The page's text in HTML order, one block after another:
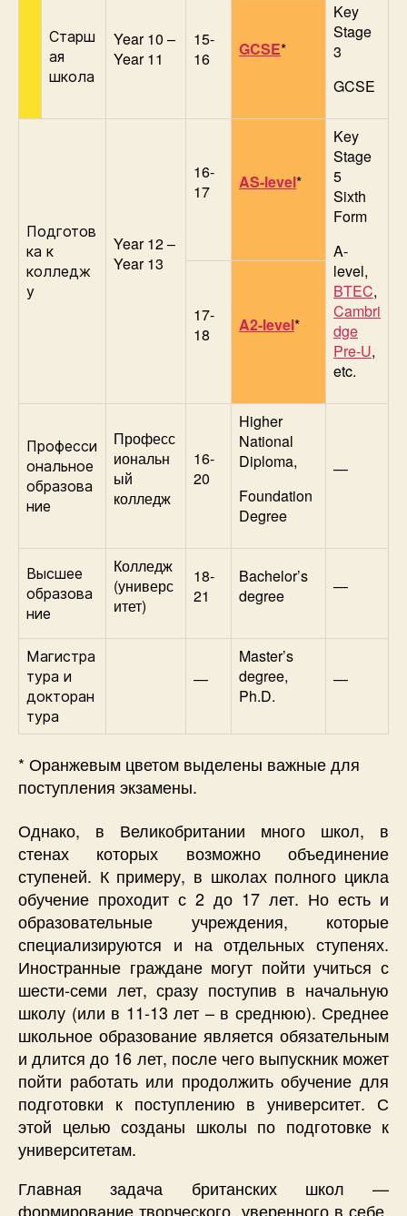
Старш
ая
школа
Year 10 –
Year 11
15-
16
GCSE*
Key
Stage
3
GCSE
Подготов
ка к
колледж
у
Year 12 –
Year 13
16-
17
AS-level*
Key
Stage
5
Sixth
Form
A-
level,
BTEC,
Cambri
dge
Pre-U,
etc.
17-
18
A2-level*
Професси
ональное
образова
ние
Професс
иональн
ый
колледж
16-
20
Higher
National
Diploma,
Foundation
Degree
—
Высшее
образова
ние
Колледж
(универс
итет)
18-
21
Bachelor’s
degree
—
Магистра
тура и
докторан
тура
—
Master’s
degree,
Ph.D.
—
* Оранжевым цветом выделены важные для
поступления экзамены.
Однако, в Великобритании много школ, в
стенах которых возможно объединение
ступеней. К примеру, в школах полного цикла
обучение проходит с 2 до 17 лет. Но есть и
образовательные учреждения, которые
специализируются и на отдельных ступенях.
Иностранные граждане могут пойти учиться с
шести-семи лет, сразу поступив в начальную
школу (или в 11-13 лет – в среднюю). Среднее
школьное образование является обязательным
и длится до 16 лет, после чего выпускник может
пойти работать или продолжить обучение для
подготовки к поступлению в университет. С
этой целью созданы школы по подготовке к
университетам.
Главная задача британских школ —
формирование творческого, уверенного в себе,